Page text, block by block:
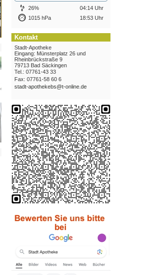
26%
04:14 Uhr
1015 hPa
18:53 Uhr
Kontakt
Stadt-Apotheke
Eingang: Münsterplatz 26 und
Rheinbrückstraße 9
79713 Bad Säckingen
Tel.: 07761-43 33
Fax: 07761-58 60 6
stadt-apothekebs@t-online.de